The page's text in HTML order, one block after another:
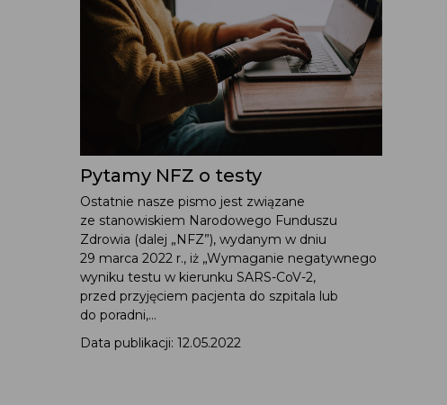
Pytamy NFZ o testy
Ostatnie nasze pismo jest związane
ze stanowiskiem Narodowego Funduszu
Zdrowia (dalej „NFZ”), wydanym w dniu
29 marca 2022 r., iż „Wymaganie negatywnego
wyniku testu w kierunku SARS-CoV-2,
przed przyjęciem pacjenta do szpitala lub
do poradni,...
Data publikacji: 12.05.2022